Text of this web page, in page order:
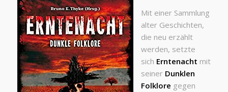
Mit einer Sammlung
alter Geschichten,
die neu erzählt
werden, setzte
sich Erntenacht mit
seiner Dunklen
Folklore gegen